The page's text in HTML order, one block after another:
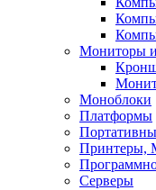
Мониторы и
Моноблоки
Платформы
Принтеры,
Серверы